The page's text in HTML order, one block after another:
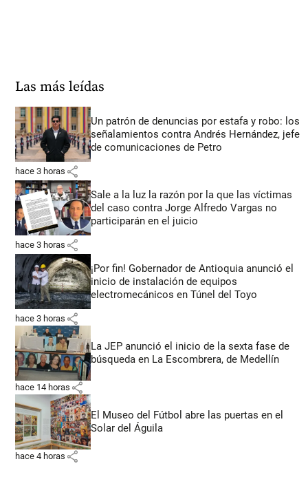
Las más leídas
Un patrón de denuncias por estafa y robo: los
señalamientos contra Andrés Hernández, jefe
de comunicaciones de Petro
hace 3 horas share
Sale a la luz la razón por la que las víctimas
del caso contra Jorge Alfredo Vargas no
participarán en el juicio
hace 3 horas share
¡Por fin! Gobernador de Antioquia anunció el
inicio de instalación de equipos
electromecánicos en Túnel del Toyo
hace 3 horas share
La JEP anunció el inicio de la sexta fase de
búsqueda en La Escombrera, de Medellín
hace 14 horas share
El Museo del Fútbol abre las puertas en el
Solar del Águila
hace 4 horas share